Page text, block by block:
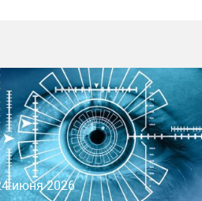
июня 2026